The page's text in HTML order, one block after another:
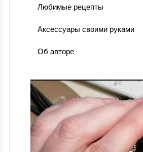
Любимые рецепты
Аксессуары своими руками
Об авторе